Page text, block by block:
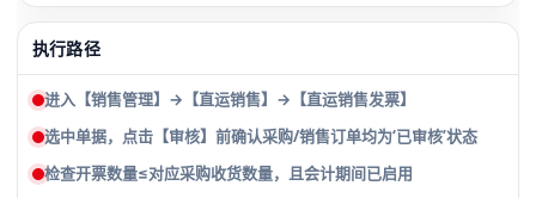
执行路径
进入【销售管理】→【直运销售】→【直运销售发票】
选中单据，点击【审核】前确认采购/销售订单均为‘已审核’状态
检查开票数量≤对应采购收货数量，且会计期间已启用